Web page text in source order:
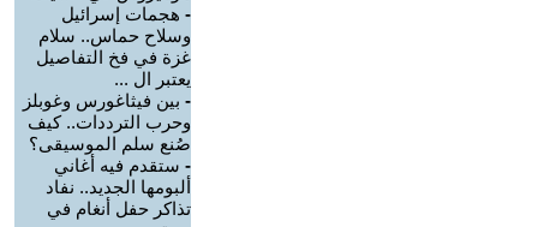
- هجمات إسرائيل
وسلاح حماس.. سلام
غزة في فخ التفاصيل
يعتبر ال ...
- بين فيثاغورس وغوبلز
وحرب الترددات.. كيف
صُنع سلم الموسيقى؟
- ستقدم فيه أغاني
ألبومها الجديد.. نفاد
تذاكر حفل أنغام في